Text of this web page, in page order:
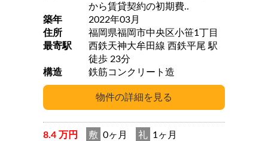
から賃貸契約の初期費..
築年
2022年03月
住所
福岡県福岡市中央区小笹1丁目
最寄駅
西鉄天神大牟田線 西鉄平尾 駅
徒歩 23分
構造
鉄筋コンクリート造
8.4 万円 敷 0ヶ月 礼 1ヶ月